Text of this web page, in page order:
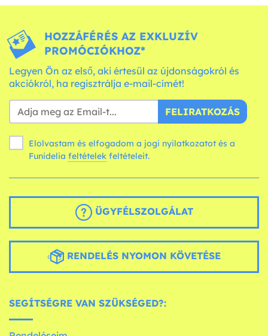
HOZZÁFÉRÉS AZ EXKLUZÍV
PROMÓCIÓKHOZ*
Legyen Ön az első, aki értesül az újdonságokról és
akciókról, ha regisztrálja e-mail-címét!
FELIRATKOZÁS
Elolvastam és elfogadom a jogi nyilatkozatot és a
Funidelia feltételek feltételeit.
ÜGYFÉLSZOLGÁLAT
RENDELÉS NYOMON KÖVETÉSE
SEGÍTSÉGRE VAN SZÜKSÉGED?: